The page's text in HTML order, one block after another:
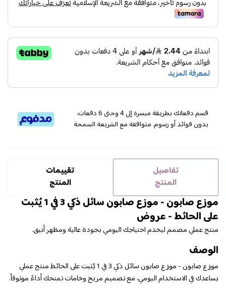
قسم دفعاتك بطريقة ميسرة إلى 4 وحتى 6 دفعات،
بدون فوائد أو رسوم. متوافقة مع الشريعة السمحة
تفاصيل
المنتج
تقييمات
المنتج
موزع صابون - موزع صابون سائل ذكي 3 في 1 يُثبت
على الحائط - عروض
منتج عملي مصمم ليخدم احتياجك اليومي بجودة عالية ومظهر أنيق.
الوصف
موزع صابون - موزع صابون سائل ذكي 3 في 1 يُثبت على الحائط منتج عملي
يساعدك في الاستخدام اليومي، مع تصميم مريح وخامات تمنحك أداءً موثوقاً.